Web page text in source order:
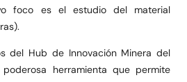
foco es el estudio del material
del Hub de Innovación Minera del
herramienta que permite